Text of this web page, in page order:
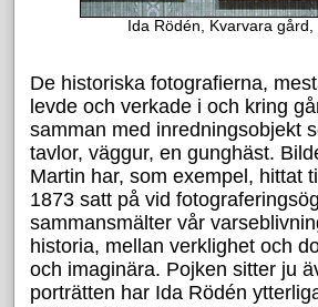
Ida Rödén, Kvarvara
De historiska fotografierna,
levde och verkade i och kring
samman med inredningsobjekt
tavlor, väggur, en gunghäst.
Martin har, som exempel, hittat
1873 satt på vid
sammansmälter vår
historia, mellan verklighet och
och imaginära. Pojken sitter ju
porträtten har Ida Rödén